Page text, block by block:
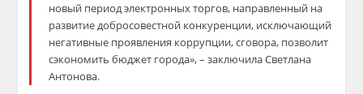
новый периодэлектронных торгов, направленный на
развитие добросовестной конкуренции, исключающий
негативные проявления коррупции, сговора, позволит
сэкономить бюджет города», – заключила Светлана
Антонова.